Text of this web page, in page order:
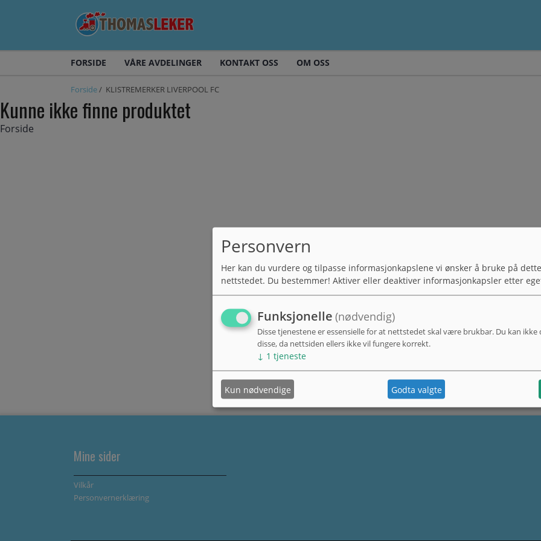
FORSIDE VÅRE AVDELINGER KONTAKT OSS OM OSS
Forside/ KLISTREMERKER LIVERPOOL FC
Kunne ikke finne produktet
Forside
Mine sider
Vilkår
Personvernerklæring
Personvern
Her kan du vurdere og tilpasse informasjonkapslene vi ønsker å bruke på dette
nettstedet. Du bestemmer! Aktiver eller deaktiver informasjonkapsler etter
Funksjonelle (nødvendig)
Disse tjenestene er essensielle for at nettstedet skal være brukbar. Du kan ikke
disse, da nettsiden ellers ikke vil fungere korrekt.
↓ 1 tjeneste
Kun nødvendige Godta valgte